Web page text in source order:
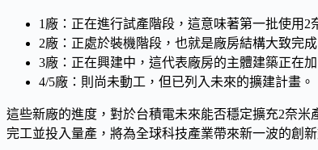
1廠 ：正在進行試產階段，這意味著第一批使用2
2廠 ：正處於裝機 階段，也就是廠房結構大致完
3廠 ：正在興建中 ，這代表廠房的主體建築正在
4/5廠 ：則尚未動工，但已列入未來的擴建計畫。
這些新廠的進度，對於台積電未來能否穩定擴充2奈
完工並投入 量產 ，將為全球科技產業帶來新一波的創